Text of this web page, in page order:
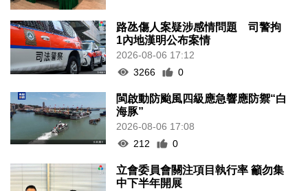
路氹傷人案疑涉感情問題 司警拘
1內地漢明公布案情
2026-08-06 17:12
3266
0
閩啟動防颱風四級應急響應防禦“白
海豚”
2026-08-06 17:08
212
0
立會委員會關注項目執行率 籲勿集
中下半年開展